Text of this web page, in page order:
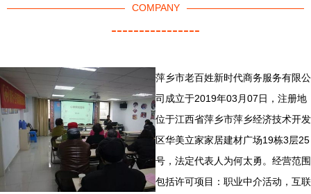
COMPANY
----------------
萍乡市老百姓新时代商务服务有限公
司成立于2019年03月07日，注册地
位于江西省萍乡市萍乡经济技术开发
区华美立家家居建材广场19栋3层25
号，法定代表人为何太勇。经营范围
包括许可项目：职业中介活动，互联